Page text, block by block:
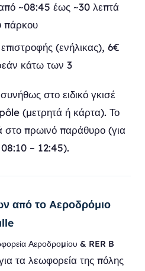
~08:45 έως ~30 λεπτά
πάρκου
(ενήλικας), 6€
κάτω των 3
στο ειδικό γκισέ
(μετρητά ή κάρτα). Το
στο πρωινό παράθυρο (για
– 12:45).
από το Αεροδρόμιο
Αεροδρομίου & RER B
τα λεωφορεία της πόλης